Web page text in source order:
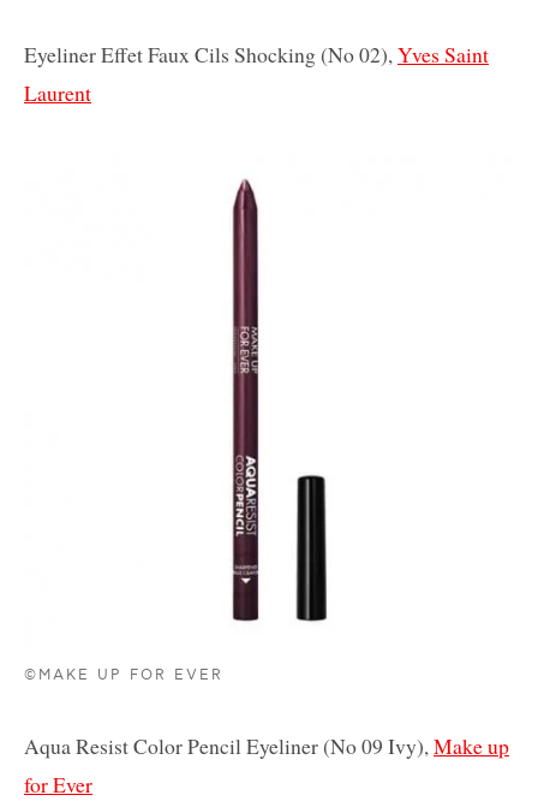
Eyeliner Effet Faux Cils Shocking (No 02),Yves Saint
Laurent
©MAKE UP FOR EVER
Aqua Resist Color Pencil Eyeliner (No 09 Ivy),Make up
for Ever